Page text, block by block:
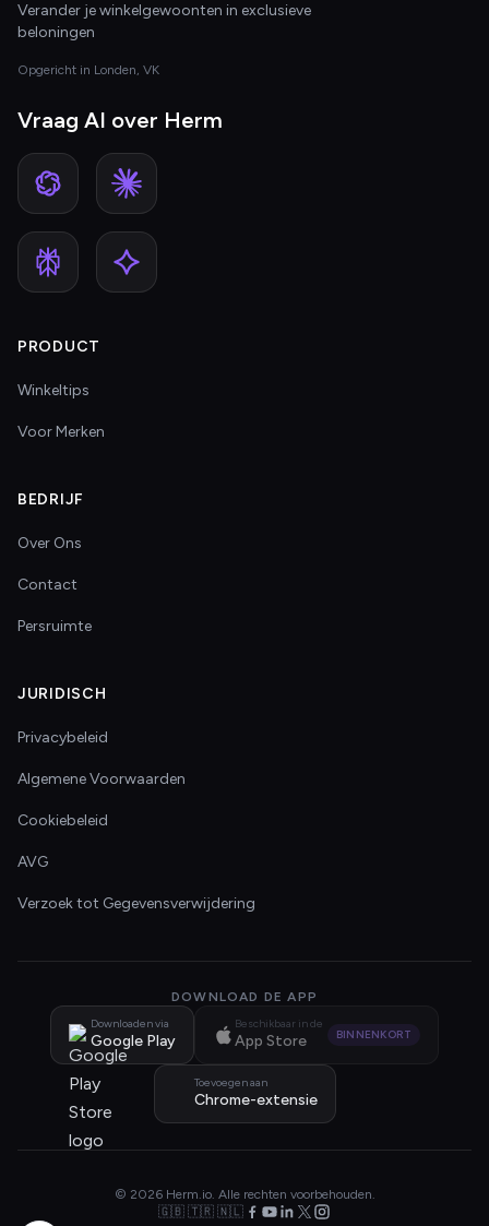
Verander je winkelgewoonten in exclusieve
beloningen
Opgericht in Londen, VK
Vraag AI over Herm
PRODUCT
Winkeltips
Voor Merken
BEDRIJF
Over Ons
Contact
Persruimte
JURIDISCH
Privacybeleid
Algemene Voorwaarden
Cookiebeleid
AVG
Verzoek tot Gegevensverwijdering
DOWNLOAD DE APP
Downloaden via
Google Play
Beschikbaar in de
App Store BINNENKORT
Toevoegen aan
Chrome-extensie
© 2026 Herm.io. Alle rechten voorbehouden.
🇬🇧 🇹🇷 🇳🇱